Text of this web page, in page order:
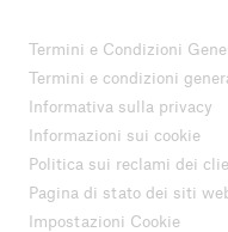
Termini e Condizioni
Termini e condizioni
Informativa sulla privacy
Informazioni sui cookie
Politica sui reclami dei
Pagina di stato dei siti
Impostazioni Cookie